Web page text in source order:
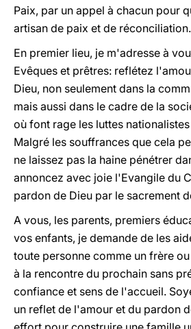
Paix, par un appel à chacun pour
artisan de paix et de réconciliation.
En premier lieu, je m'adresse à
Evêques et prêtres: reflétez
Dieu, non seulement dans la
mais aussi dans le cadre de la
où font rage les luttes
Malgré les souffrances que cela
ne laissez pas la haine pénétrer
annoncez avec joie l'Evangile du
pardon de Dieu par le sacrement
A vous, les parents, premiers
vos enfants, je demande de les
toute personne comme un frère
à la rencontre du prochain sans
confiance et sens de l'accueil.
un reflet de l'amour et du pardon